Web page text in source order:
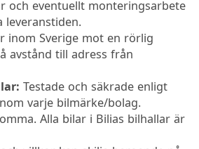
och eventuellt monteringsarbete
leveranstiden.
inom Sverige mot en rörlig
avstånd till adress från
Testade och säkrade enligt
varje bilmärke/bolag.
Alla bilar i Bilias bilhallar är